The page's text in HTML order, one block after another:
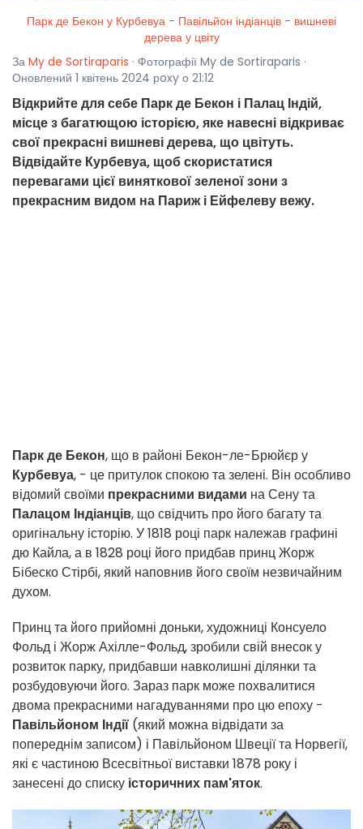
Парк де Бекон у Курбевуа - Павільйон індіанців - вишневі
дерева у цвіту
За My de Sortiraparis · Фотографії My de Sortiraparis ·
Оновлений 1 квітень 2024 рoxy о 21:12
Відкрийте для себе Парк де Бекон і Палац Індій,
місце з багатющою історією, яке навесні відкриває
свої прекрасні вишневі дерева, що цвітуть.
Відвідайте Курбевуа, щоб скористатися
перевагами цієї виняткової зеленої зони з
прекрасним видом на Париж і Ейфелеву вежу.
Парк де Бекон, що в районі Бекон-ле-Брюйєр у
Курбевуа, - це притулок спокою та зелені. Він особливо
відомий своїми прекрасними видами на Сену та
Палацом Індіанців, що свідчить про його багату та
оригінальну історію. У 1818 році парк належав графині
дю Кайла, а в 1828 році його придбав принц Жорж
Бібеско Стірбі, який наповнив його своїм незвичайним
духом.
Принц та його прийомні доньки, художниці Консуело
Фольд і Жорж Ахілле-Фольд, зробили свій внесок у
розвиток парку, придбавши навколишні ділянки та
розбудовуючи його. Зараз парк може похвалитися
двома прекрасними нагадуваннями про цю епоху -
Павільйоном Індії (який можна відвідати за
попереднім записом) і Павільйоном Швеції та Норвегії,
які є частиною Всесвітньої виставки 1878 року і
занесені до списку історичних пам'яток.